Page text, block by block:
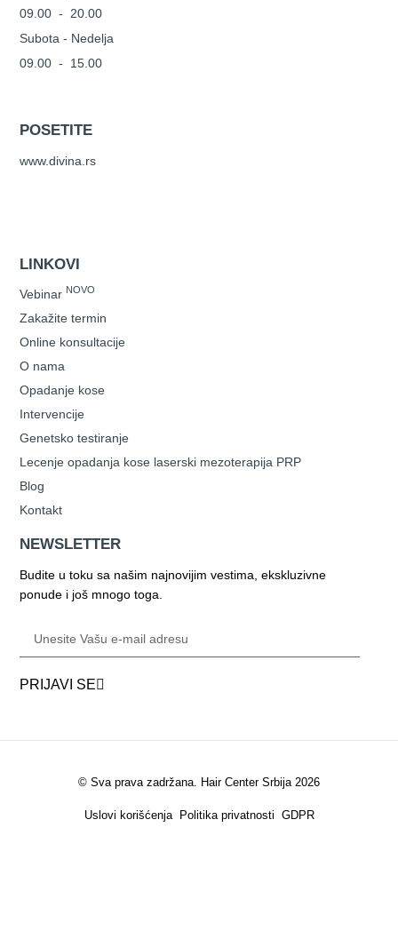
09.00 - 20.00
Subota - Nedelja
09.00 - 15.00
POSETITE
www.divina.rs
LINKOVI
Vebinar NOVO
Zakažite termin
Online konsultacije
O nama
Opadanje kose
Intervencije
Genetsko testiranje
Lecenje opadanja kose laserski mezoterapija PRP
Blog
Kontakt
NEWSLETTER
Budite u toku sa našim najnovijim vestima, ekskluzivne
ponude i još mnogo toga.
PRIJAVI SE
© Sva prava zadržana. Hair Center Srbija 2026
Uslovi korišćenja Politika privatnosti GDPR